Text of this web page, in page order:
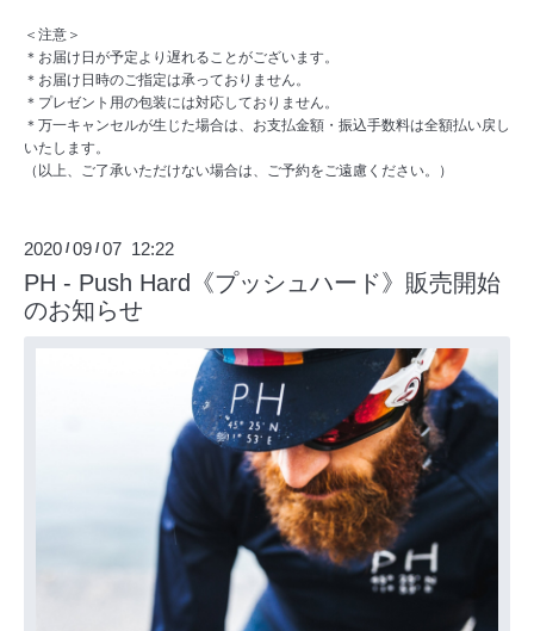
＜注意＞
＊お届け日が予定より遅れることがございます。
＊お届け日時のご指定は承っておりません。
＊プレゼント用の包装には対応しておりません。
＊万一キャンセルが生じた場合は、お支払金額・振込手数料は全額払い戻し
いたします。
（以上、ご了承いただけない場合は、ご予約をご遠慮ください。）
2020 /09 /07 12:22
PH - Push Hard《プッシュハード》販売開始
のお知らせ